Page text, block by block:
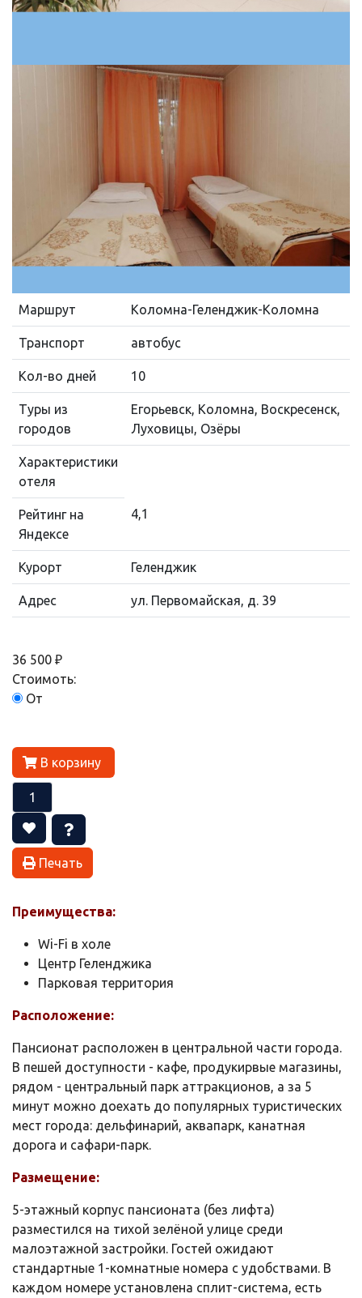
Маршрут Коломна-Геленджик-Коломна
Транспорт автобус
Кол-во дней 10
Туры из
городов
Егорьевск, Коломна, Воскресенск,
Луховицы, Озёры
Характеристики
отеля
Рейтинг на
Яндексе
4,1
Курорт Геленджик
Адрес ул. Первомайская, д. 39
36 500 ₽
Стоимоть:
От
В корзину
Печать
Преимущества:
Wi-Fi в холе
Центр Геленджика
Парковая территория
Расположение:
Пансионат расположен в центральной части города.
В пешей доступности - кафе, продукирвые магазины,
рядом - центральный парк аттракционов, а за 5
минут можно доехать до популярных туристических
мест города: дельфинарий, аквапарк, канатная
дорога и сафари-парк.
Размещение:
5-этажный корпус пансионата (без лифта)
разместился на тихой зелёной улице среди
малоэтажной застройки. Гостей ожидают
стандартные 1-комнатные номера с удобствами. В
каждом номере установлена сплит-система, есть